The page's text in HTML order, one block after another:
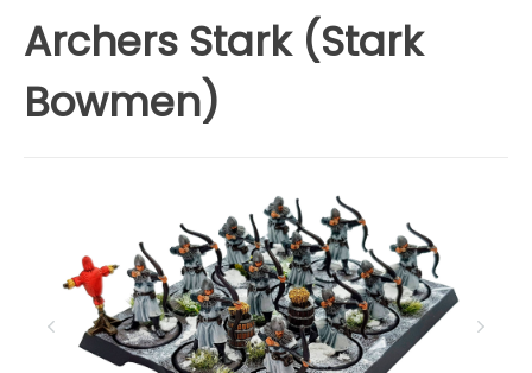
Archers Stark (Stark
Bowmen)